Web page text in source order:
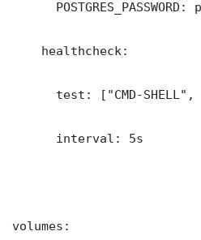
POSTGRES_PASSWORD:
    healthcheck:
test: ["CMD-SHELL",
      interval: 5s
volumes: